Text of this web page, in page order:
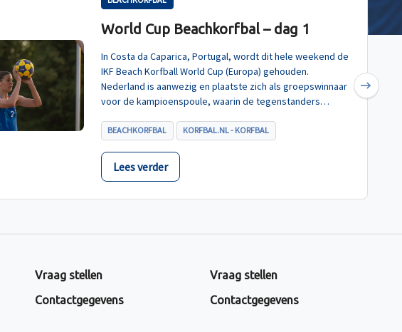
World Cup Beachkorfbal – dag 1
In Costa da Caparica, Portugal, wordt dit hele weekend de
IKF Beach Korfball World Cup (Europa) gehouden.
Nederland is aanwezig en plaatste zich als groepswinnaar
voor de kampioenspoule, waarin de tegenstanders
BEACHKORFBAL KORFBAL.NL - KORFBAL
Lees verder
Next
Vraag stellen
Contactgegevens
Vraag stellen
Contactgegevens